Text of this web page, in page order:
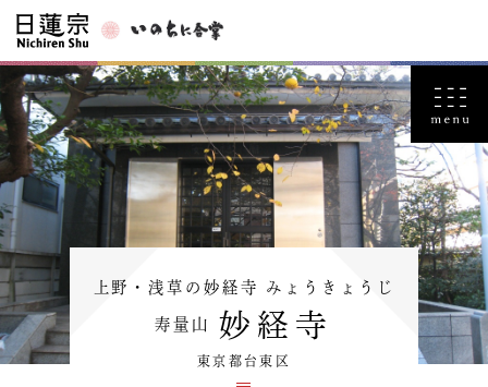
上野・浅草の妙経寺 みょうきょうじ
寿量山 妙経寺
東京都台東区